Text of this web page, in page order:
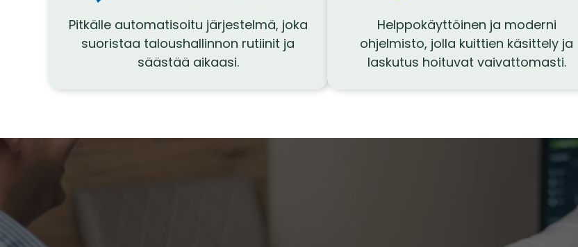
Pitkälle automatisoitu järjestelmä, joka
suoristaa taloushallinnon rutiinit ja
säästää aikaasi.
Helppokäyttöinen ja moderni
ohjelmisto, jolla kuittien käsittely ja
laskutus hoituvat vaivattomasti.